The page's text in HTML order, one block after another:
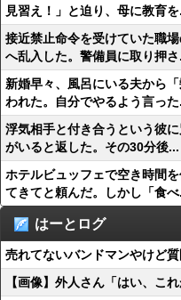
見習え！」と迫り、母に教育
接近禁止命令を受けていた職
へ乱入した。警備員に取り押さ
新婚早々、風呂にいる夫から
われた。自分でやるよう言った
浮気相手と付き合うという彼
がいると返した。その30分後...
ホテルビュッフェで空き時間
てきてと頼んだ。しかし「食べ
はーとログ
売れてないバンドマンやけど質
【画像】外人さん「はい、こ